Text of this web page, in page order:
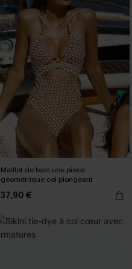
Maillot de bain une pièce
géométrique col plongeant
37,90 €